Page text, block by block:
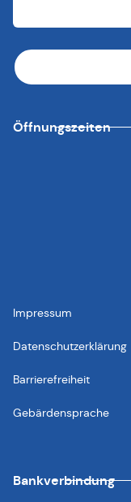
Öffnungszeiten
Impressum
Datenschutzerklärung
Barrierefreiheit
Gebärdensprache
Bankverbindung